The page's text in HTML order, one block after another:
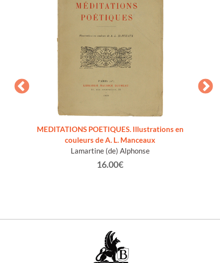
MEDITATIONS POETIQUES. Illustrations en
couleurs de A. L. Manceaux
Lamartine (de) Alphonse
16.00€